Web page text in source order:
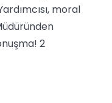
moral